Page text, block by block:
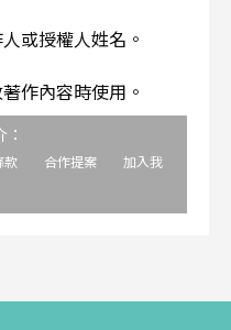
或授權人姓名。
作內容時使用。
款 合作提案
加入我